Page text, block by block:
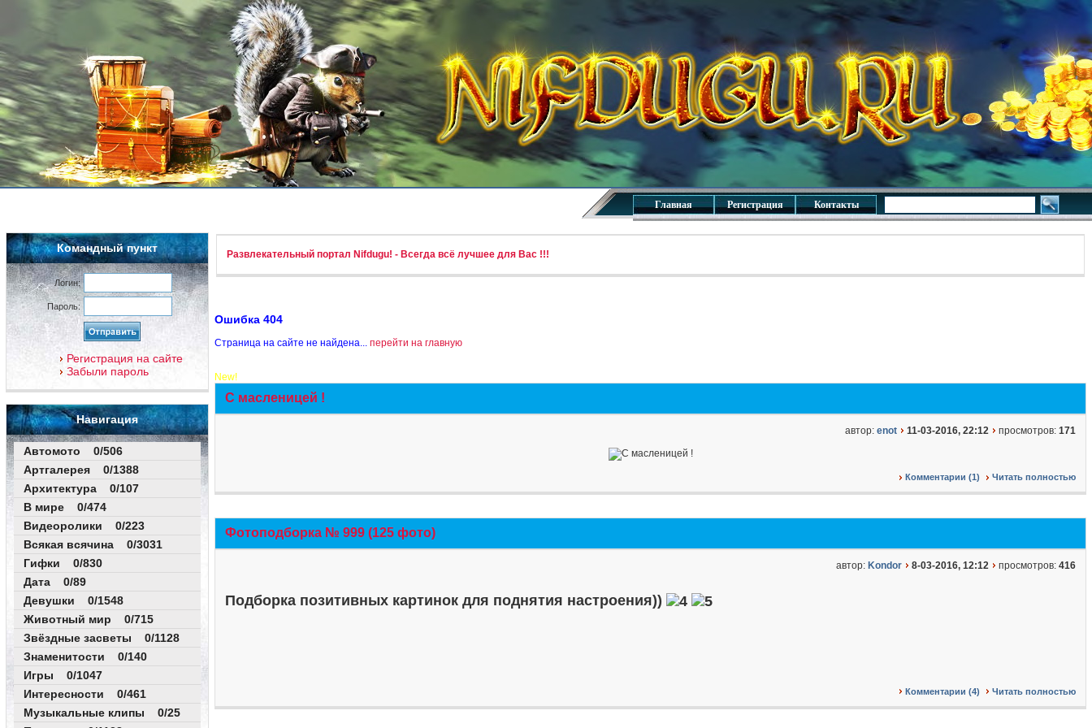
Главная Регистрация Контакты
Командный пункт
Логин:
Пароль:
Регистрация на сайте
Забыли пароль
Навигация
Автомото 0/506
Артгалерея 0/1388
Архитектура 0/107
В мире 0/474
Видеоролики 0/223
Всякая всячина 0/3031
Гифки 0/830
Дата 0/89
Девушки 0/1548
Животный мир 0/715
Звёздные засветы 0/1128
Знаменитости 0/140
Игры 0/1047
Интересности 0/461
Музыкальные клипы 0/25
Развлекательный портал Nifdugu! - Всегда всё лучшее для Вас !!!
Ошибка 404
Страница на сайте не найдена... перейти на главную
New!
С масленицей !
автор: enot 11-03-2016, 22:12 просмотров: 171
Комментарии (1) Читать полностью
Фотоподборка № 999 (125 фото)
автор: Kondor 8-03-2016, 12:12 просмотров: 416
Подборка позитивных картинок для поднятия настроения))
Комментарии (4) Читать полностью